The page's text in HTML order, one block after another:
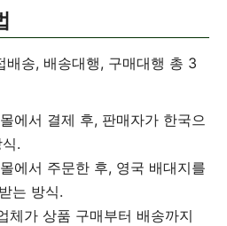
배송, 배송대행, 구매대행 총 3
에서 결제 후, 판매자가 한국으
.
에서 주문한 후, 영국 배대지를
는 방식.
체가 상품 구매부터 배송까지